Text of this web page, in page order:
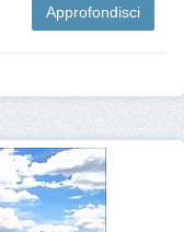
Approfondisci